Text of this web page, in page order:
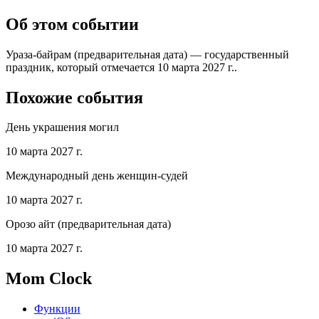
Об этом событии
Ураза-байрам (предварительная дата) — государственный
праздник, который отмечается 10 марта 2027 г..
Похожие события
День украшения могил
10 марта 2027 г.
Международный день женщин-судей
10 марта 2027 г.
Орозо айт (предварительная дата)
10 марта 2027 г.
Mom Clock
Функции